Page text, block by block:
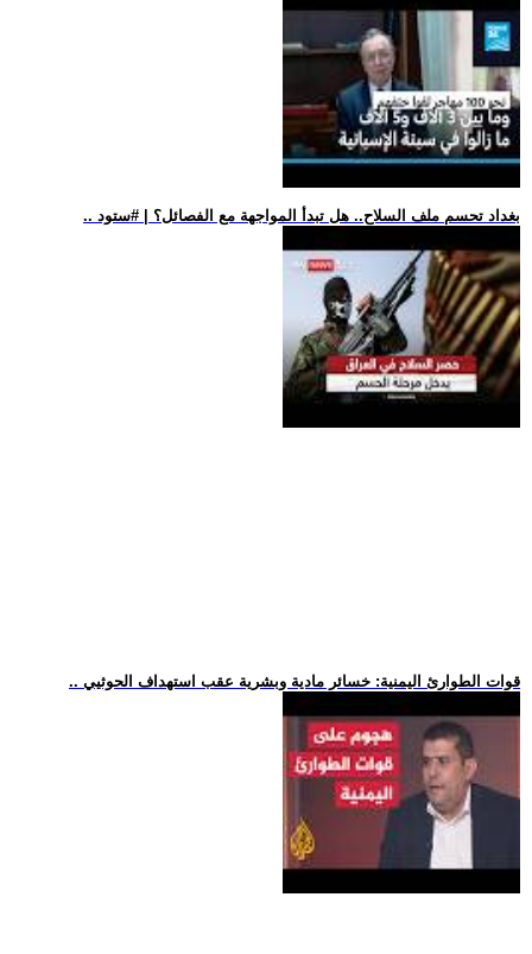
.. بغداد تحسم ملف السلاح.. هل تبدأ المواجهة مع الفصائل؟ | #ستود
.. قوات الطوارئ اليمنية: خسائر مادية وبشرية عقب استهداف الحوثيي